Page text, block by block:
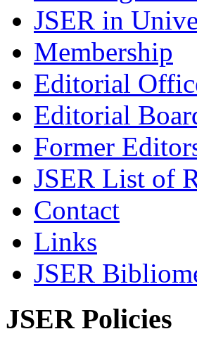
JSER in
Membership
Editorial
Editorial
Former
JSER List of
Contact
Links
JSER
JSER Policies